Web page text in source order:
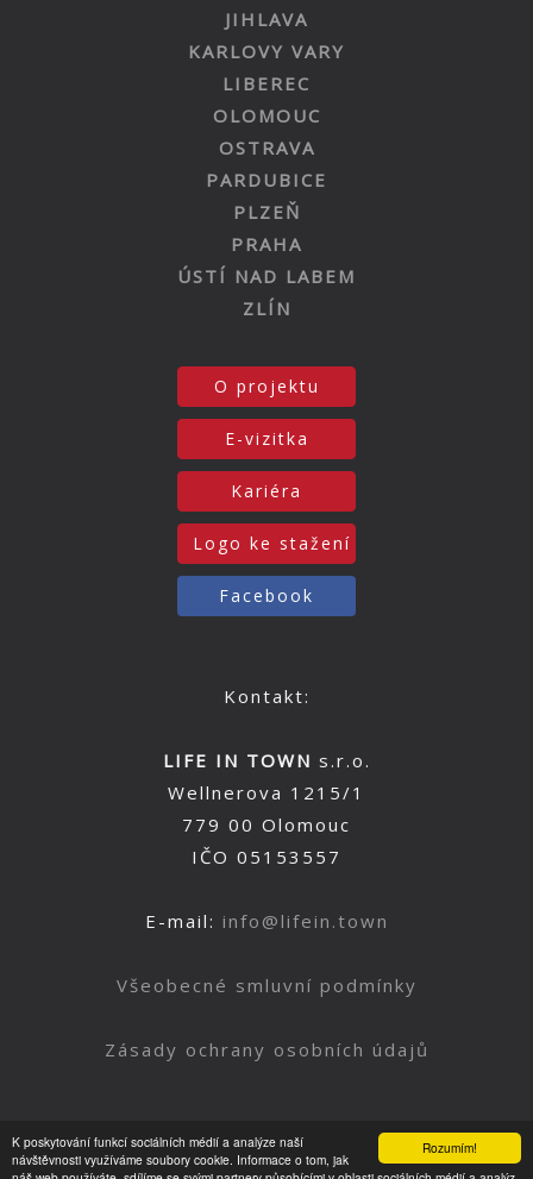
Rozumím!
K poskytování funkcí sociálních médií a analýze naší
návštěvnosti využíváme soubory cookie. Informace o tom, jak
JIHLAVA
KARLOVY VARY
LIBEREC
OLOMOUC
OSTRAVA
PARDUBICE
PLZEŇ
PRAHA
ÚSTÍ NAD LABEM
ZLÍN
O projektu
E-vizitka
Kariéra
Logo ke stažení
Facebook
Kontakt:
LIFE IN TOWN s.r.o.
Wellnerova 1215/1
779 00 Olomouc
IČO 05153557
E-mail: info@lifein.town
Všeobecné smluvní podmínky
Zásady ochrany osobních údajů
Nahoru